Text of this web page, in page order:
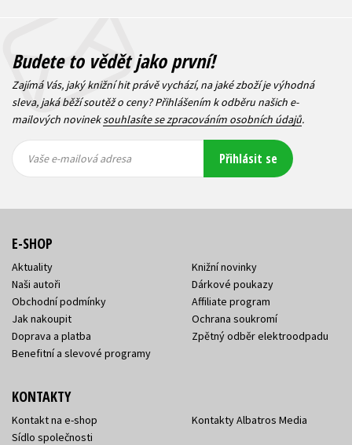
Budete to vědět jako první!
Zajímá Vás, jaký knižní hit právě vychází, na jaké zboží je výhodná
sleva, jaká běží soutěž o ceny? Přihlášením k odběru našich e-
mailových novineksouhlasíte se zpracováním osobních údajů.
mailová
mailová
Vaše e-mailová adresa Přihlásit se
E-SHOP
Aktuality
Naši autoři
Obchodní podmínky
Jak nakoupit
Doprava a platba
Benefitní a slevové programy
Knižní novinky
Dárkové poukazy
Affiliate program
Ochrana soukromí
Zpětný odběr elektroodpadu
KONTAKTY
Kontakt na e-shop
Sídlo společnosti
Kontakty Albatros Media